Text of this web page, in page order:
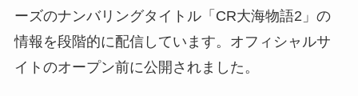
ーズのナンバリングタイトル「CR大海物語2」の
情報を段階的に配信しています。オフィシャルサ
イトのオープン前に公開されました。